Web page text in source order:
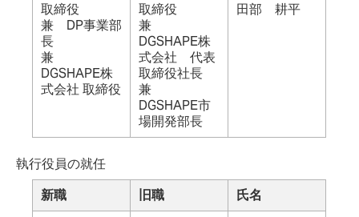
取締役
兼 DP事業部
長
兼
DGSHAPE株
式会社 取締役
取締役
兼
DGSHAPE株
式会社 代表
取締役社長
兼
DGSHAPE市
場開発部長
田部 耕平
執行役員の就任
新職
旧職
氏名